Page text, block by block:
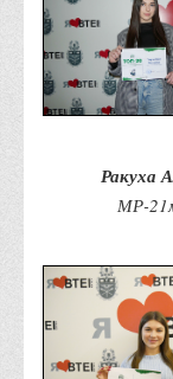
пов'язане з
10 точних
3D тур
Екскурсія до
Smart
Репозиторій
Структура
Ракуха
МР-